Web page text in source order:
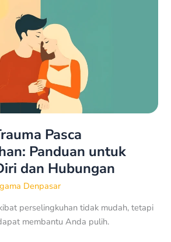
Pasca
Panduan untuk
dan Hubungan
Denpasar
perselingkuhan tidak mudah, tetapi
membantu Anda pulih.